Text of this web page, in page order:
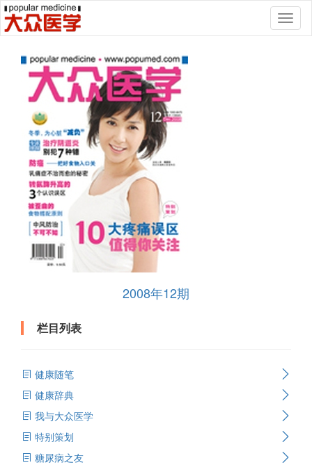
2008年12期
栏目列表
健康随笔
健康辞典
我与大众医学
特别策划
糖尿病之友